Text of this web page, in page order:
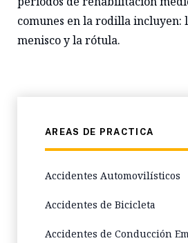
comunes en la rodilla incluyen:
menisco y la rótula.
AREAS DE PRACTICA
Accidentes Automovilísticos
Accidentes de Bicicleta
Accidentes de Conducción